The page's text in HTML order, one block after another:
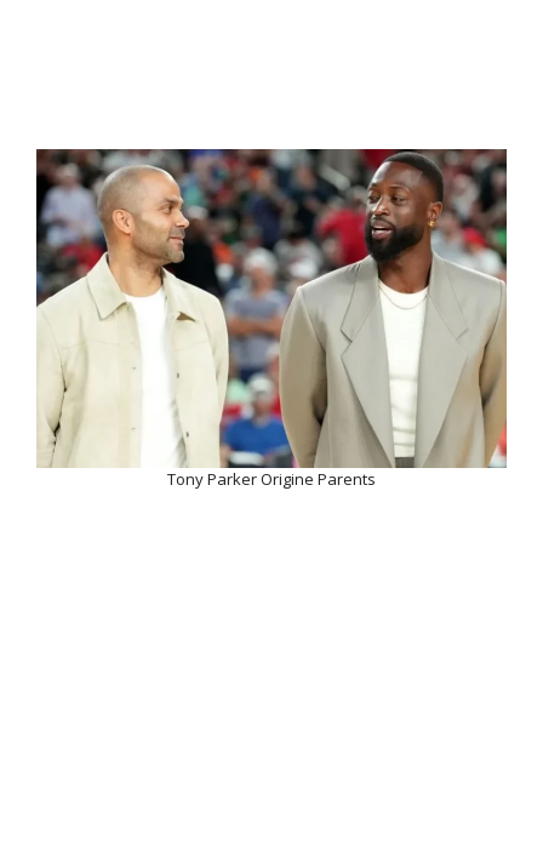
Tony Parker Origine Parents